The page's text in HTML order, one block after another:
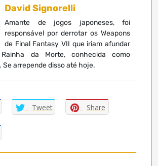
David Signorelli
Amante de jogos japoneses, foi
responsável por derrotar os Weapons
de Final Fantasy VII que iriam afundar
da Morte, conhecida como
Se arrepende disso até hoje.
Tweet Share